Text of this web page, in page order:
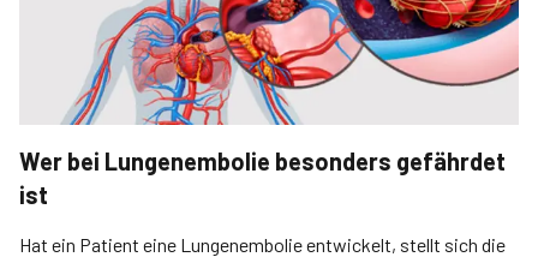
Wer bei Lungenembolie besonders gefährdet
ist
Hat ein Patient eine Lungenembolie entwickelt, stellt sich die